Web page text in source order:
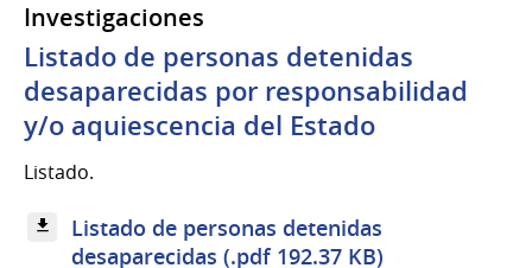
Investigaciones
Listado de personas detenidas
desaparecidas por responsabilidad
y/o aquiescencia del Estado
Listado.
Listado de personas detenidas
desaparecidas (.pdf 192.37 KB)